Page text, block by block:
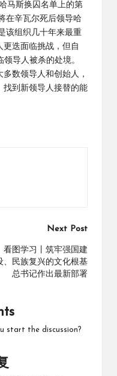
马斯换囚名单上的第
在辛瓦尔死后领导哈
该组织几十年来最重
迭面临挑战，但自
导人被杀的处境。
数领导人和创始人，
找到新领导人接替的能
Next Post
看图学习丨筑牢强国建
、民族复兴的文化根基
总书记作出最新部署
start the discussion?